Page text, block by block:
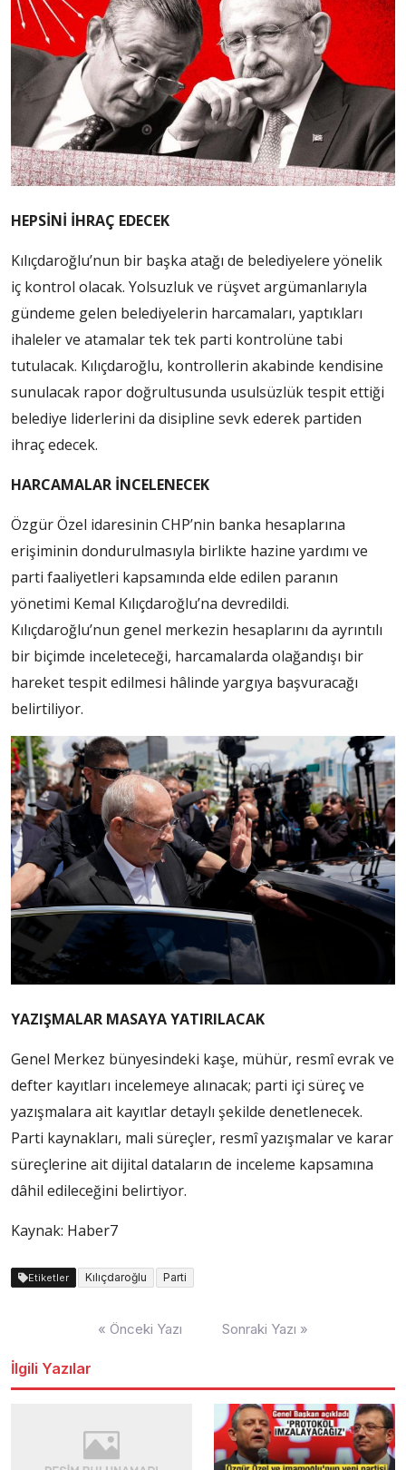
HEPSİNİ İHRAÇ EDECEK
Kılıçdaroğlu’nun bir başka atağı de belediyelere yönelik
iç kontrol olacak. Yolsuzluk ve rüşvet argümanlarıyla
gündeme gelen belediyelerin harcamaları, yaptıkları
ihaleler ve atamalar tek tek parti kontrolüne tabi
tutulacak. Kılıçdaroğlu, kontrollerin akabinde kendisine
sunulacak rapor doğrultusunda usulsüzlük tespit ettiği
belediye liderlerini da disipline sevk ederek partiden
ihraç edecek.
HARCAMALAR İNCELENECEK
Özgür Özel idaresinin CHP’nin banka hesaplarına
erişiminin dondurulmasıyla birlikte hazine yardımı ve
parti faaliyetleri kapsamında elde edilen paranın
yönetimi Kemal Kılıçdaroğlu’na devredildi.
Kılıçdaroğlu’nun genel merkezin hesaplarını da ayrıntılı
bir biçimde inceleteceği, harcamalarda olağandışı bir
hareket tespit edilmesi hâlinde yargıya başvuracağı
belirtiliyor.
YAZIŞMALAR MASAYA YATIRILACAK
Genel Merkez bünyesindeki kaşe, mühür, resmî evrak ve
defter kayıtları incelemeye alınacak; parti içi süreç ve
yazışmalara ait kayıtlar detaylı şekilde denetlenecek.
Parti kaynakları, mali süreçler, resmî yazışmalar ve karar
süreçlerine ait dijital dataların de inceleme kapsamına
dâhil edileceğini belirtiyor.
Kaynak: Haber7
Etiketler Kılıçdaroğlu Parti
« Önceki Yazı Sonraki Yazı »
İlgili Yazılar